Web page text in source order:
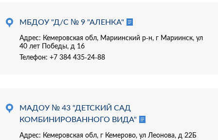
МБДОУ "Д/С № 9 "АЛЕНКА"
Адрес: Кемеровская обл, Мариинский р-н, г Мариинск, ул
40 лет Победы, д 16
Телефон: +7 384 435-24-88
МАДОУ № 43 "ДЕТСКИЙ САД
КОМБИНИРОВАННОГО ВИДА"
Адрес: Кемеровская обл, г Кемерово, ул Леонова, д 22Б